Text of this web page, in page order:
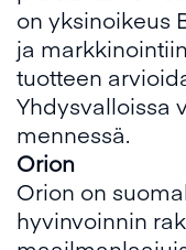
on yksinoikeus
ja
tuotteen
Yhdysvalloissa
mennessä.
Orion
Orion on
hyvinvoinnin